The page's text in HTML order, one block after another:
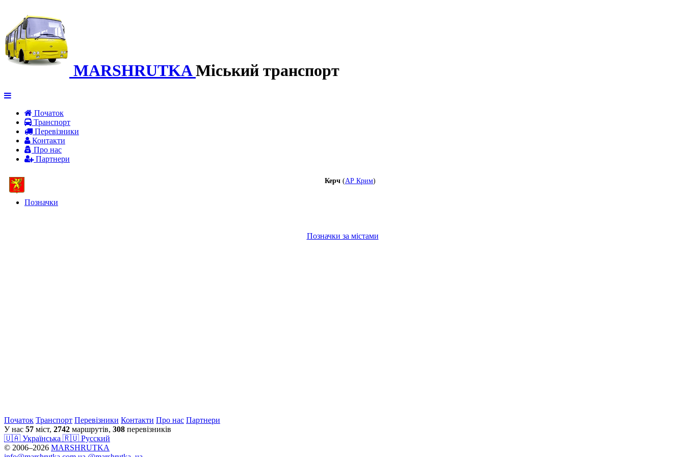
MARSHRUTKA Міський транспорт
Початок
Транспорт
Перевiзники
Контакти
Про нас
Партнери
Керч (АР Крим)
Позначки
Позначки за містами
Початок Транспорт Перевiзники Контакти Про нас Партнери
У нас 57 міст, 2742 маршрутів, 308 перевізників
🇺🇦 Українська 🇷🇺 Русский
© 2006–2026 MARSHRUTKA